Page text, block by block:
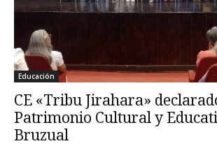
Educación
CE «Tribu Jirahara»
Patrimonio Cultural y
Bruzual